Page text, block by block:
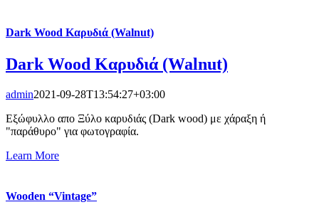
Dark Wood Καρυδιά (Walnut)
Dark Wood Καρυδιά (Walnut)
admin2021-09-28T13:54:27+03:00
Εξώφυλλο απο Ξύλο καρυδιάς (Dark wood) με χάραξη ή
"παράθυρο" για φωτογραφία.
Learn More
Wooden “Vintage”